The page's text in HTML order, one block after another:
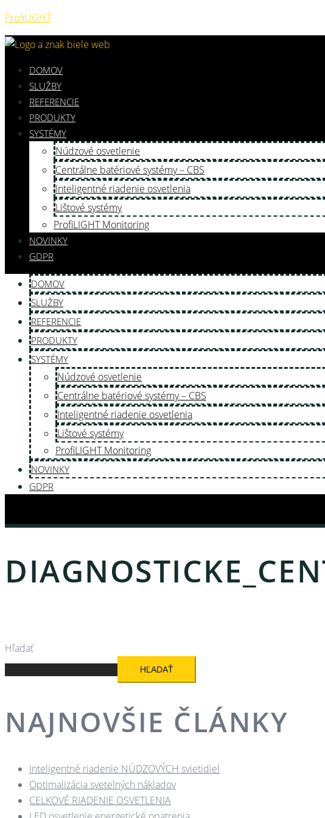
ProfiLIGHT
DOMOV
SLUŽBY
REFERENCIE
PRODUKTY
SYSTÉMY
Núdzové osvetlenie
Centrálne batériové systémy – CBS
Inteligentné riadenie osvetlenia
Lištové systémy
ProfiLIGHT Monitoring
NOVINKY
GDPR
DOMOV
SLUŽBY
REFERENCIE
PRODUKTY
SYSTÉMY
Núdzové osvetlenie
Centrálne batériové systémy – CBS
Inteligentné riadenie osvetlenia
Lištové systémy
ProfiLIGHT Monitoring
NOVINKY
GDPR
Hľadať
HĽADAŤ
NAJNOVŠIE ČLÁNKY
Inteligentné riadenie NÚDZOVÝCH svietidiel
Optimalizácia svetelných nákladov
CELKOVÉ RIADENIE OSVETLENIA